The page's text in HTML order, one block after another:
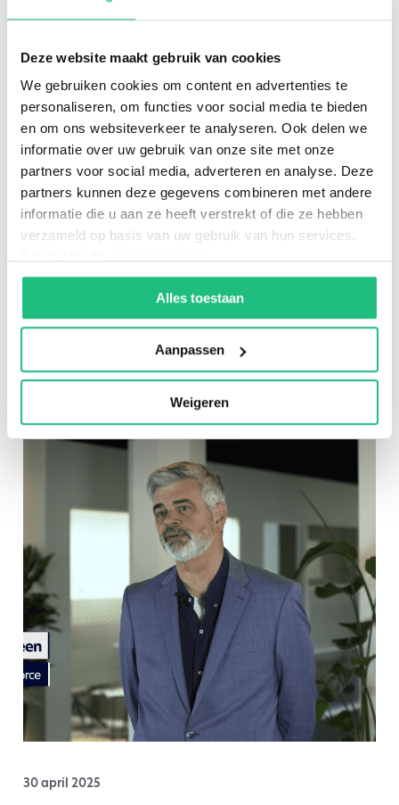
Deze website maakt gebruik van cookies
We gebruiken cookies om content en advertenties te
personaliseren, om functies voor social media te bieden
en om ons websiteverkeer te analyseren. Ook delen we
informatie over uw gebruik van onze site met onze
partners voor social media, adverteren en analyse. Deze
partners kunnen deze gegevens combineren met andere
informatie die u aan ze heeft verstrekt of die ze hebben
verzameld op basis van uw gebruik van hun services.
Alles toestaan
Aanpassen
Weigeren
22 mei 2025
Zelfstandig professional of loondienst?
Voorkom schijnzelfstandigheid onder de
Wet DBA
30 april 2025